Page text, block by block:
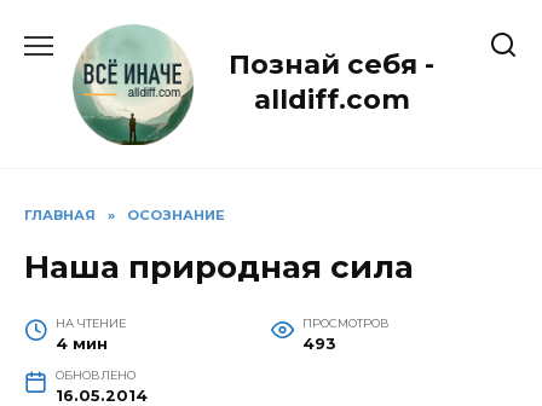
содержанию
Познай себя -
alldiff.com
ГЛАВНАЯ » ОСОЗНАНИЕ
Наша природная сила
НА ЧТЕНИЕ
4 мин
ПРОСМОТРОВ
493
ОБНОВЛЕНО
16.05.2014